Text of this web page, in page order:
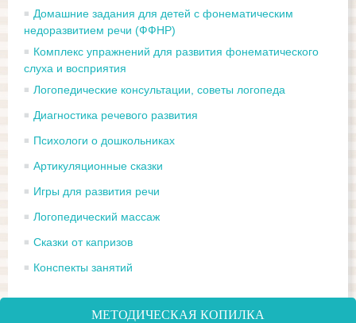
Домашние задания для детей с фонематическим
недоразвитием речи (ФФНР)
Комплекс упражнений для развития фонематического
слуха и восприятия
Логопедические консультации, советы логопеда
Диагностика речевого развития
Психологи о дошкольниках
Артикуляционные сказки
Игры для развития речи
Логопедический массаж
Сказки от капризов
Конспекты занятий
МЕТОДИЧЕСКАЯ КОПИЛКА